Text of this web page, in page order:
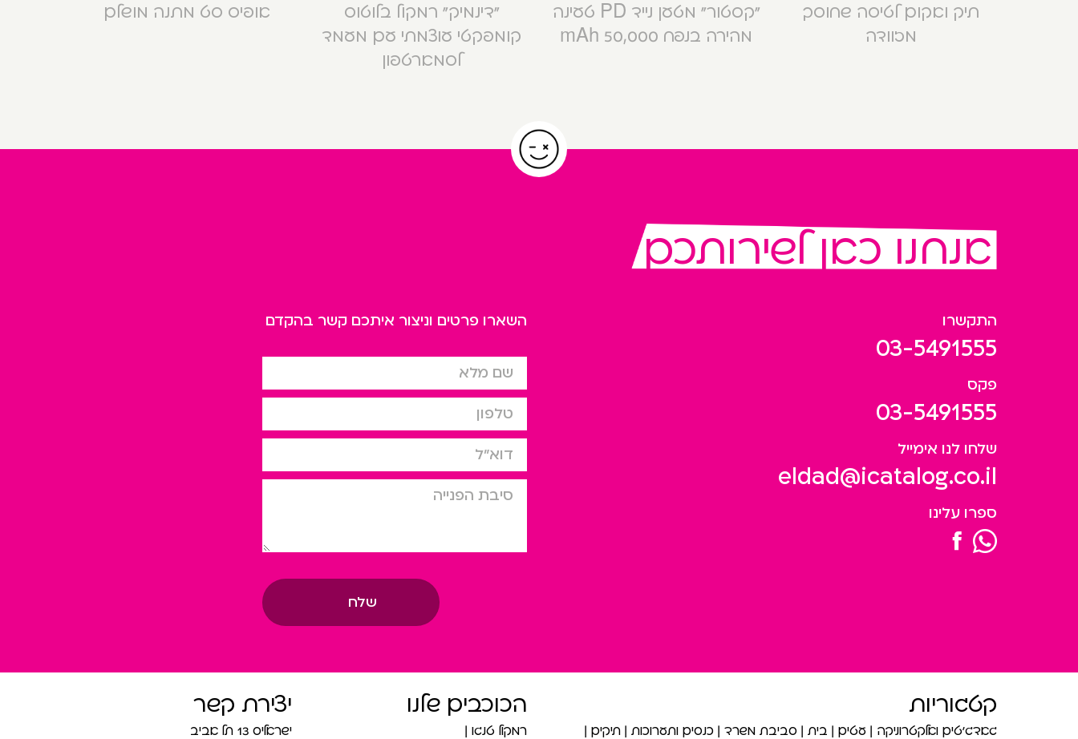
תיק ואקום לטיסה שחוסך
מזוודה
“קסטור” מטען נייד PD טעינה
מהירה בנפח 50,000 mAh
“דינמיק” רמקול בלוטוס
קומפקטי עוצמתי עם מעמד
לסמארטפון
אופיס סט מתנה מושלם
אנחנו כאן לשירותכם
התקשרו
03-5491555
פקס
03-5491555
שלחו לנו אימייל
eldad@icatalog.co.il
ספרו עלינו
השארו פרטים וניצור איתכם קשר בהקדם
שם מלא
טלפון
דוא”ל
סיבת הפניה
שלח
קטגוריות
גאדג’טים ואלקטרוניקה עטים בית סביבת משרד כנסים ותערוכות תיקים
הכוכבים שלנו
רמקול טנגו
יצירת קשר
ישראליס 13 תל אביב